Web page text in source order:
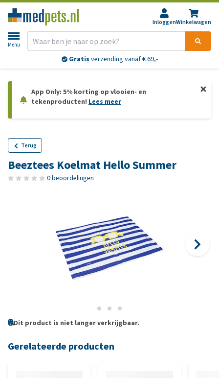
InloggenWinkelwagen
Menu
Gratis verzending vanaf € 69,-
App Only: 5% korting op vlooien- en
tekenproducten! Lees meer
Terug
Beeztees Koelmat Hello Summer
0 beoordelingen
Dit product is niet langer verkrijgbaar.
Gerelateerde producten